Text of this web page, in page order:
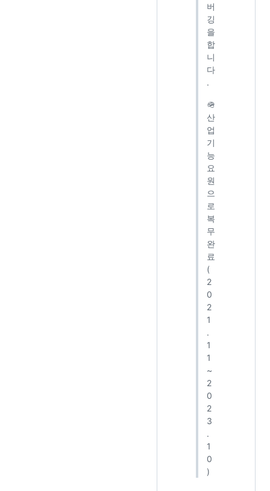
버
깅
을
합
니
다
.
🪖
산
업
기
능
요
원
으
로
복
무
완
료
(
2
0
2
1
.
1
1
~
2
0
2
3
.
1
0
)